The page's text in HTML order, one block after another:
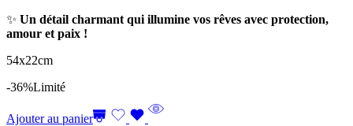
✨ Un détail charmant qui illumine vos rêves avec protection,
amour et paix !
54x22cm
-36%Limité
Ajouter au panier